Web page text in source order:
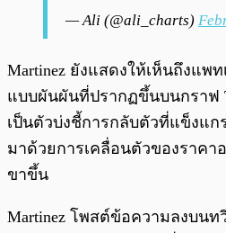
— Ali (@ali_charts)
Martinez ยังแสดงให้เห็นถึงแพ
แบบผันผันที่ปรากฏขึ้นบนกราฟ
เป็นตัวบ่งชี้การกลับตัวที่แข็งแก
มาด้วยการเคลื่อนตัวของราคา
ขาขึ้น
Martinez โพสต์ข้อความลงบนท